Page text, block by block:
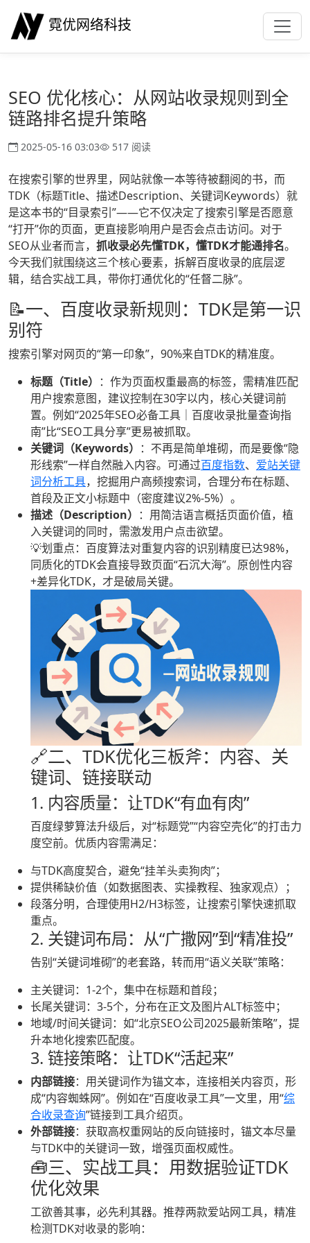
霓优网络科技
SEO 优化核心：从网站收录规则到全
链路排名提升策略
2025-05-16 03:03 517 阅读
在搜索引擎的世界里，网站就像一本等待被翻阅的书，而
TDK（标题Title、描述Description、关键词Keywords）就
是这本书的“目录索引”——它不仅决定了搜索引擎是否愿意
“打开”你的页面，更直接影响用户是否会点击访问。对于
SEO从业者而言， 抓收录必先懂TDK，懂TDK才能通排名。
今天我们就围绕这三个核心要素，拆解百度收录的底层逻
辑，结合实战工具，带你打通优化的“任督二脉”。
📝一、百度收录新规则：TDK是第一识
别符
搜索引擎对网页的“第一印象”，90%来自TDK的精准度。
标题（Title） ：作为页面权重最高的标签，需精准匹配
用户搜索意图，建议控制在30字以内，核心关键词前
置。例如“2025年SEO必备工具｜百度收录批量查询指
南”比“SEO工具分享”更易被抓取。
关键词（Keywords） ：不再是简单堆砌，而是要像“隐
形线索”一样自然融入内容。可通过百度指数、 爱站关键
词分析工具，挖掘用户高频搜索词，合理分布在标题、
首段及正文小标题中（密度建议2%-5%）。
描述（Description） ：用简洁语言概括页面价值，植
入关键词的同时，需激发用户点击欲望。
💡划重点：百度算法对重复内容的识别精度已达98%，
同质化的TDK会直接导致页面“石沉大海”。原创性内容
+差异化TDK，才是破局关键。
🔗二、TDK优化三板斧：内容、关
键词、链接联动
1. 内容质量：让TDK“有血有肉”
百度绿萝算法升级后，对“标题党”“内容空壳化”的打击力
度空前。优质内容需满足：
与TDK高度契合，避免“挂羊头卖狗肉”；
提供稀缺价值（如数据图表、实操教程、独家观点）；
段落分明，合理使用H2/H3标签，让搜索引擎快速抓取
重点。
2. 关键词布局：从“广撒网”到“精准投”
告别“关键词堆砌”的老套路，转而用“语义关联”策略：
主关键词：1-2个，集中在标题和首段；
长尾关键词：3-5个，分布在正文及图片ALT标签中；
地域/时间关键词：如“北京SEO公司2025最新策略”，提
升本地化搜索匹配度。
3. 链接策略：让TDK“活起来”
内部链接：用关键词作为锚文本，连接相关内容页，形
成“内容蜘蛛网”。例如在“百度收录工具”一文里，用“综
合收录查询”链接到工具介绍页。
外部链接：获取高权重网站的反向链接时，锚文本尽量
与TDK中的关键词一致，增强页面权威性。
🧰三、实战工具：用数据验证TDK
优化效果
工欲善其事，必先利其器。推荐两款爱站网工具，精准
检测TDK对收录的影响：